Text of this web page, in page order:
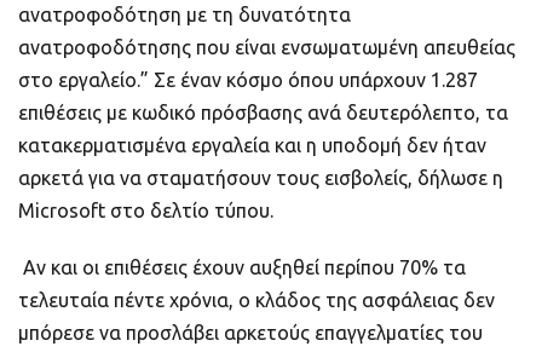
ανατροφοδότηση με τη δυνατότητα
ανατροφοδότησης που είναι ενσωματωμένη απευθείας
στο εργαλείο.” Σε έναν κόσμο όπου υπάρχουν 1.287
επιθέσεις με κωδικό πρόσβασης ανά δευτερόλεπτο, τα
κατακερματισμένα εργαλεία και η υποδομή δεν ήταν
αρκετά για να σταματήσουν τους εισβολείς, δήλωσε η
Microsoft στο δελτίο τύπου.
Αν και οι επιθέσεις έχουν αυξηθεί περίπου 70% τα
τελευταία πέντε χρόνια, ο κλάδος της ασφάλειας δεν
μπόρεσε να προσλάβει αρκετούς επαγγελματίες του